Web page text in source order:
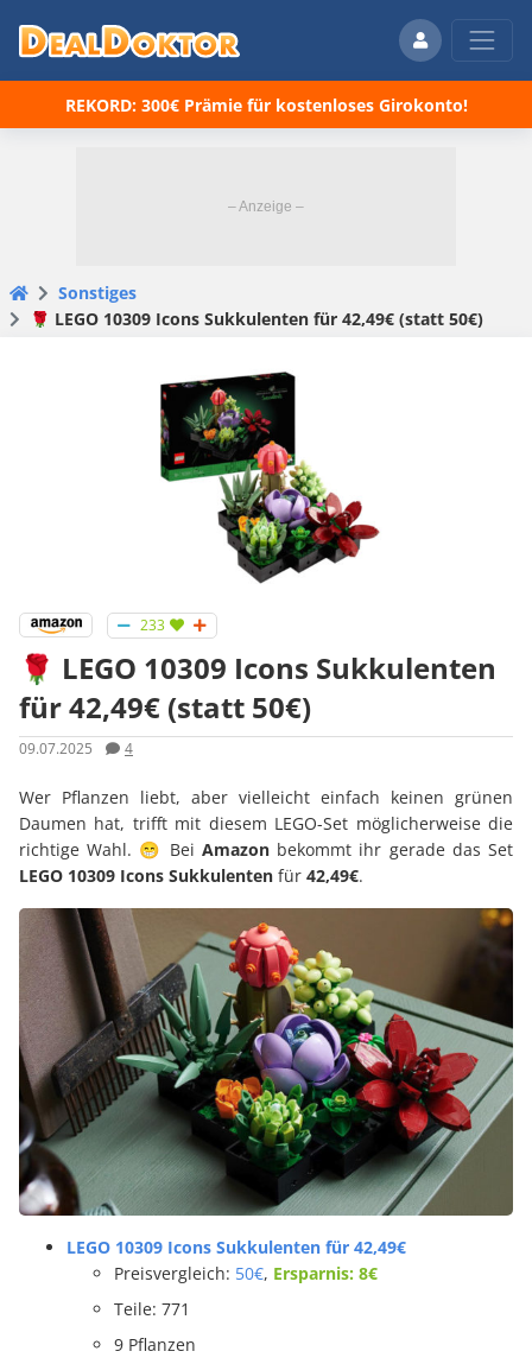
REKORD: 300€ Prämie für kostenloses Girokonto!
Sonstiges
🌹 LEGO 10309 Icons Sukkulenten für 42,49€ (statt 50€)
233
🌹 LEGO 10309 Icons Sukkulenten
für 42,49€ (statt 50€)
09.07.2025 4
Wer Pflanzen liebt, aber vielleicht einfach keinen grünen
Daumen hat, trifft mit diesem LEGO-Set möglicherweise die
richtige Wahl. 😁 Bei Amazon bekommt ihr gerade das Set
LEGO 10309 Icons Sukkulenten für 42,49€.
LEGO 10309 Icons Sukkulenten für 42,49€
Preisvergleich: 50€, Ersparnis: 8€
Teile: 771
9 Pflanzen